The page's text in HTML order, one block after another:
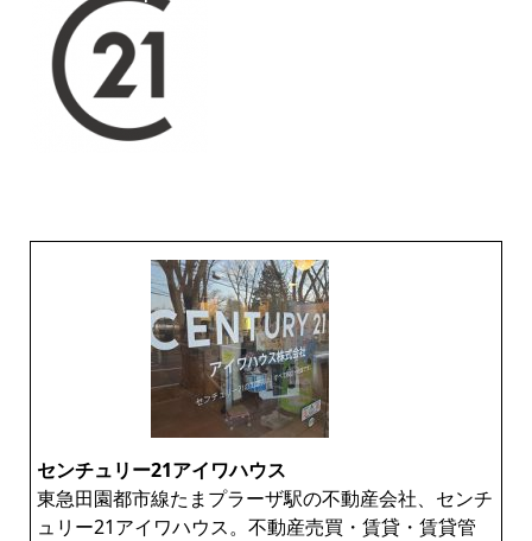
センチュリー21アイワハウス
東急田園都市線たまプラーザ駅の不動産会社、センチ
ュリー21アイワハウス。不動産売買・賃貸・賃貸管